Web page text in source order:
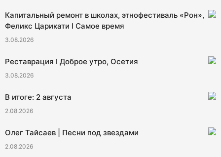
Капитальный ремонт в школах, этнофестиваль «Рон»,
Феликс Царикати I Самое время
3.08.2026
Реставрация I Доброе утро, Осетия
3.08.2026
В итоге: 2 августа
2.08.2026
Олег Тайсаев | Песни под звездами
2.08.2026